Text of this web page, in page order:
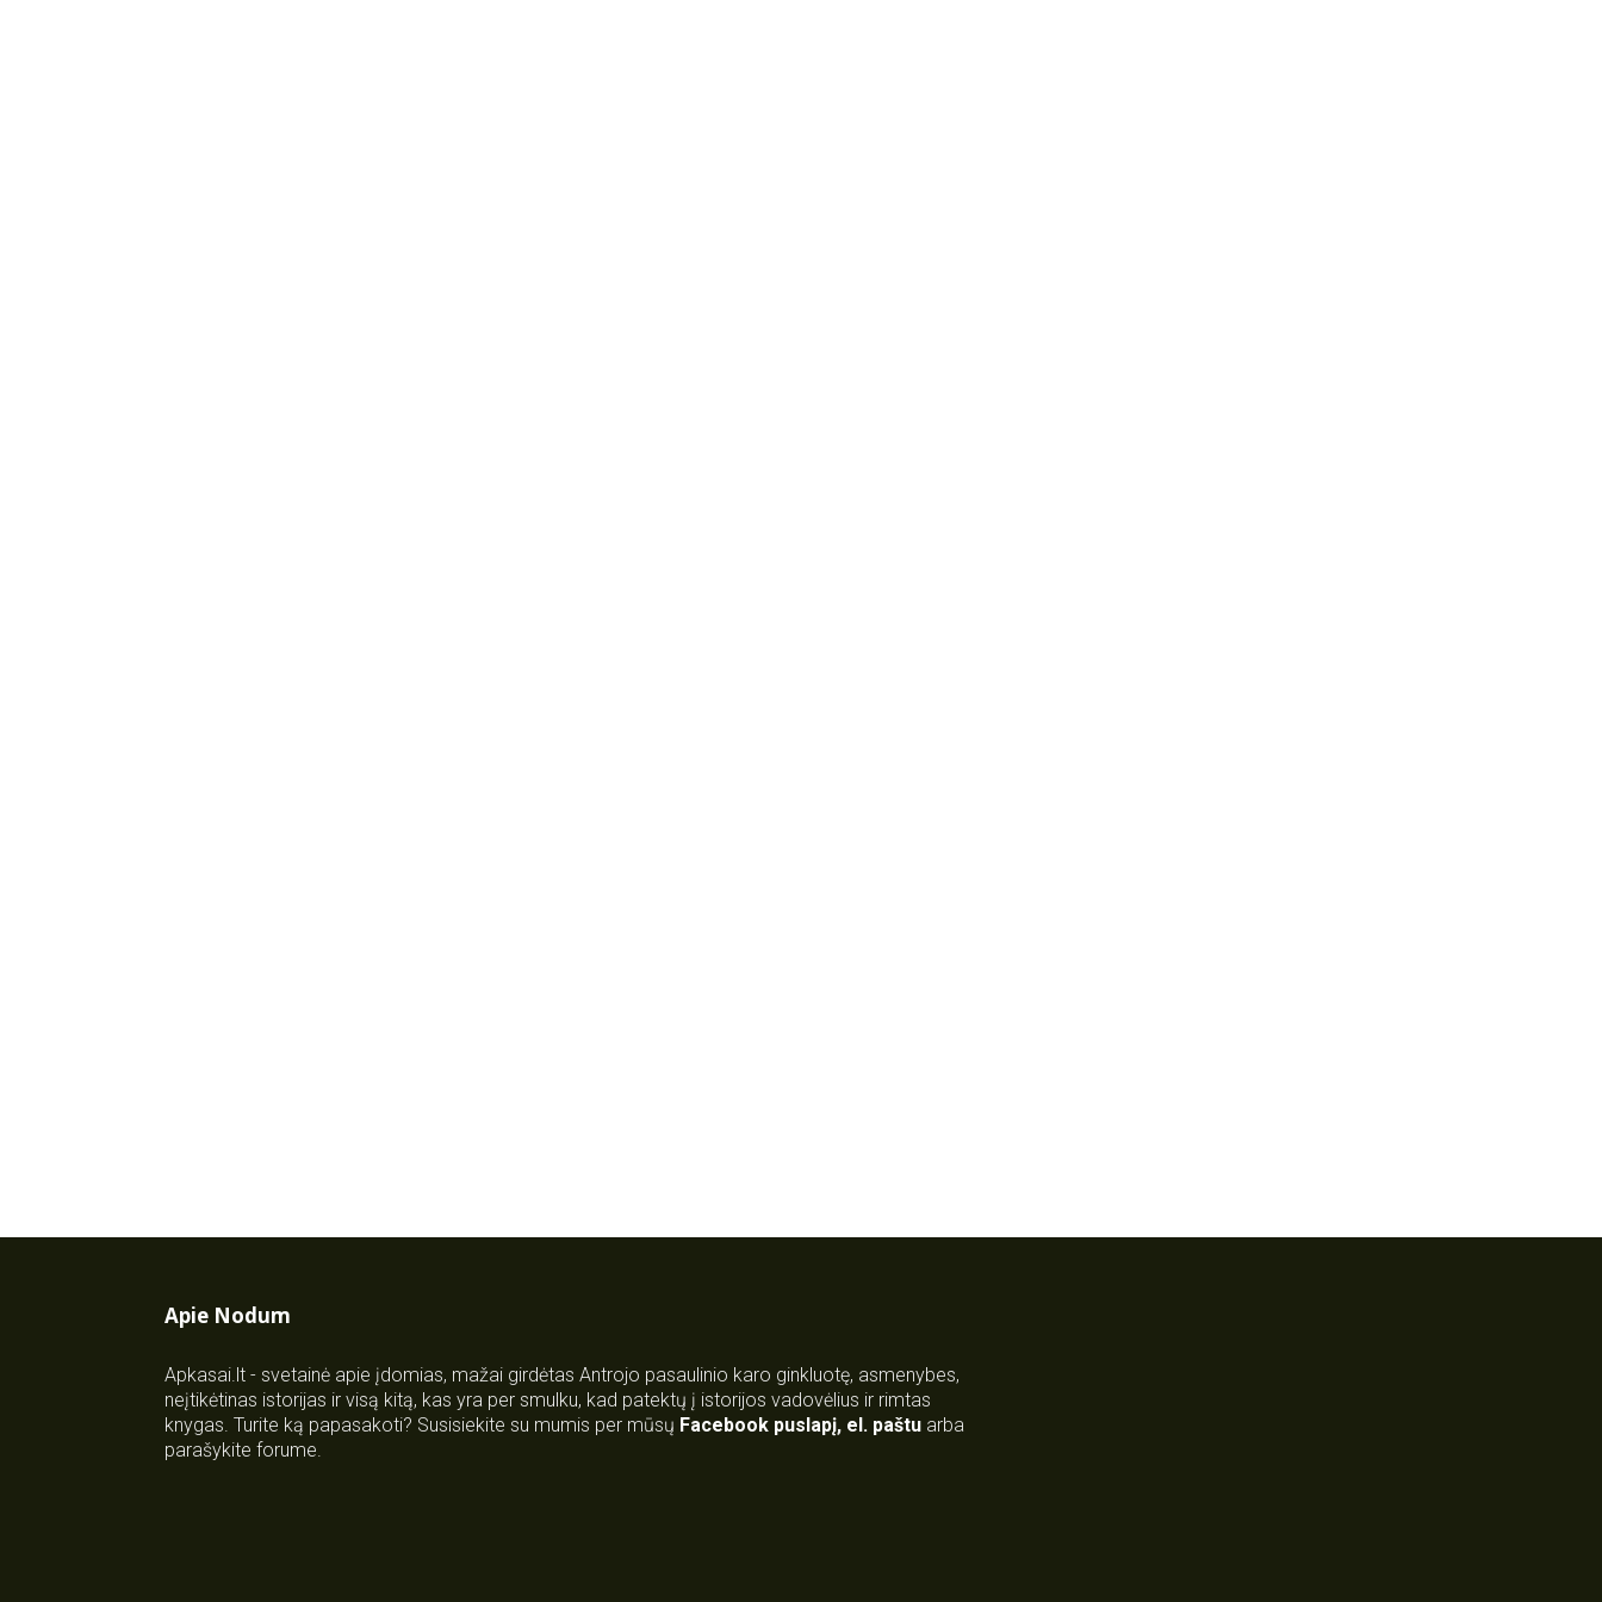
Apie Nodum
Apkasai.lt - svetainė apie įdomias, mažai girdėtas Antrojo pasaulinio karo ginkluotę, asmenybes,
neįtikėtinas istorijas ir visą kitą, kas yra per smulku, kad patektų į istorijos vadovėlius ir rimtas
knygas. Turite ką papasakoti? Susisiekite su mumis per mūsų Facebook puslapį, el. paštu arba
parašykite forume.